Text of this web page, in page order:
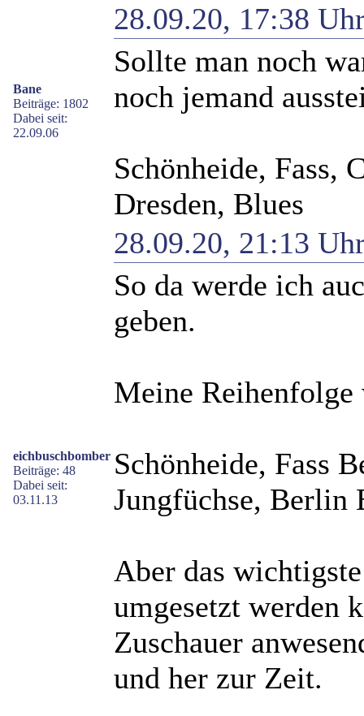
Bane
Beiträge: 1802
Dabei seit:
22.09.06
28.09.20, 17:38
Sollte man noch
noch jemand
Schönheide, Fass,
Dresden, Blues
eichbuschbomber
Beiträge: 48
Dabei seit:
03.11.13
28.09.20, 21:13
So da werde ich
geben.
Meine Reihenfolge
Schönheide, Fass
Jungfüchse, Berlin
Aber das
umgesetzt werden
Zuschauer
und her zur Zeit.